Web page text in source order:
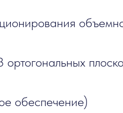
обеспечение)